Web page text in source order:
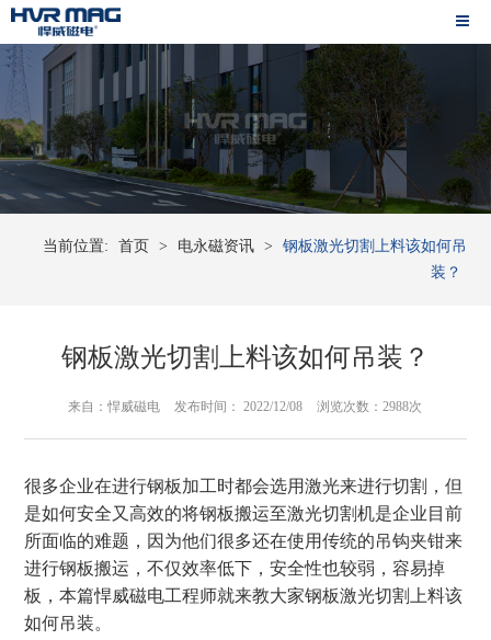
当前位置: 首页 > 电永磁资讯 >
钢板激光切割上料该如何吊
装？
钢板激光切割上料该如何吊装？
来自：悍威磁电 发布时间： 2022/12/08 浏览次数：2988次
很多企业在进行钢板加工时都会选用激光来进行切割，但
是如何安全又高效的将钢板搬运至激光切割机是企业目前
所面临的难题，因为他们很多还在使用传统的吊钩夹钳来
进行钢板搬运，不仅效率低下，安全性也较弱，容易掉
板，本篇悍威磁电工程师就来教大家钢板激光切割上料该
如何吊装。